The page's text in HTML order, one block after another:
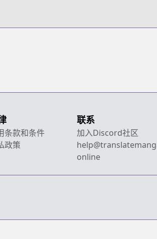
条款和条件
政策
联系
加入Discord社区
online